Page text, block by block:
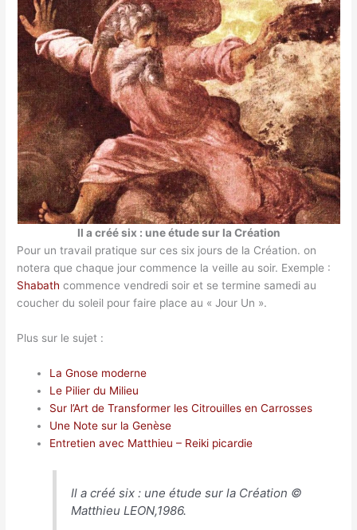
Il a créé six : une étude sur la Création
Pour un travail pratique sur ces six jours de la Création. on
notera que chaque jour commence la veille au soir. Exemple :
Shabath commence vendredi soir et se termine samedi au
coucher du soleil pour faire place au « Jour Un ».
Plus sur le sujet :
La Gnose moderne
Le Pilier du Milieu
Sur l’Art de Transformer les Citrouilles en Carrosses
Une Note sur la Genèse
Entretien avec Matthieu – Reiki picardie
Il a créé six : une étude sur la Création ©
Matthieu LEON,1986.